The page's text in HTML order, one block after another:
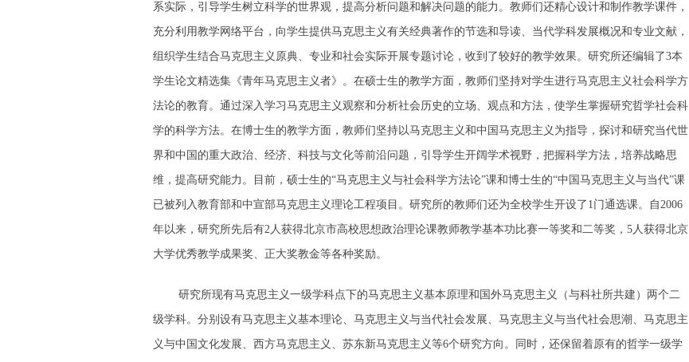
系实际，引导学生树立科学的世界观，提高分析问题和解决问题的能力。教师们还精心设计和制作教学课件，
充分利用教学网络平台，向学生提供马克思主义有关经典著作的节选和导读、当代学科发展概况和专业文献，
组织学生结合马克思主义原典、专业和社会实际开展专题讨论，收到了较好的教学效果。研究所还编辑了3本
学生论文精选集《青年马克思主义者》。在硕士生的教学方面，教师们坚持对学生进行马克思主义社会科学方
法论的教育。通过深入学习马克思主义观察和分析社会历史的立场、观点和方法，使学生掌握研究哲学社会科
学的科学方法。在博士生的教学方面，教师们坚持以马克思主义和中国马克思主义为指导，探讨和研究当代世
界和中国的重大政治、经济、科技与文化等前沿问题，引导学生开阔学术视野，把握科学方法，培养战略思
维，提高研究能力。目前，硕士生的“马克思主义与社会科学方法论”课和博士生的“中国马克思主义与当代”课
已被列入教育部和中宣部马克思主义理论工程项目。研究所的教师们还为全校学生开设了1门通选课。自2006
年以来，研究所先后有2人获得北京市高校思想政治理论课教师教学基本功比赛一等奖和二等奖，5人获得北京
大学优秀教学成果奖、正大奖教金等各种奖励。
研究所现有马克思主义一级学科点下的马克思主义基本原理和国外马克思主义（与科社所共建）两个二
级学科。分别设有马克思主义基本理论、马克思主义与当代社会发展、马克思主义与当代社会思潮、马克思主
义与中国文化发展、西方马克思主义、苏东新马克思主义等6个研究方向。同时，还保留着原有的哲学一级学